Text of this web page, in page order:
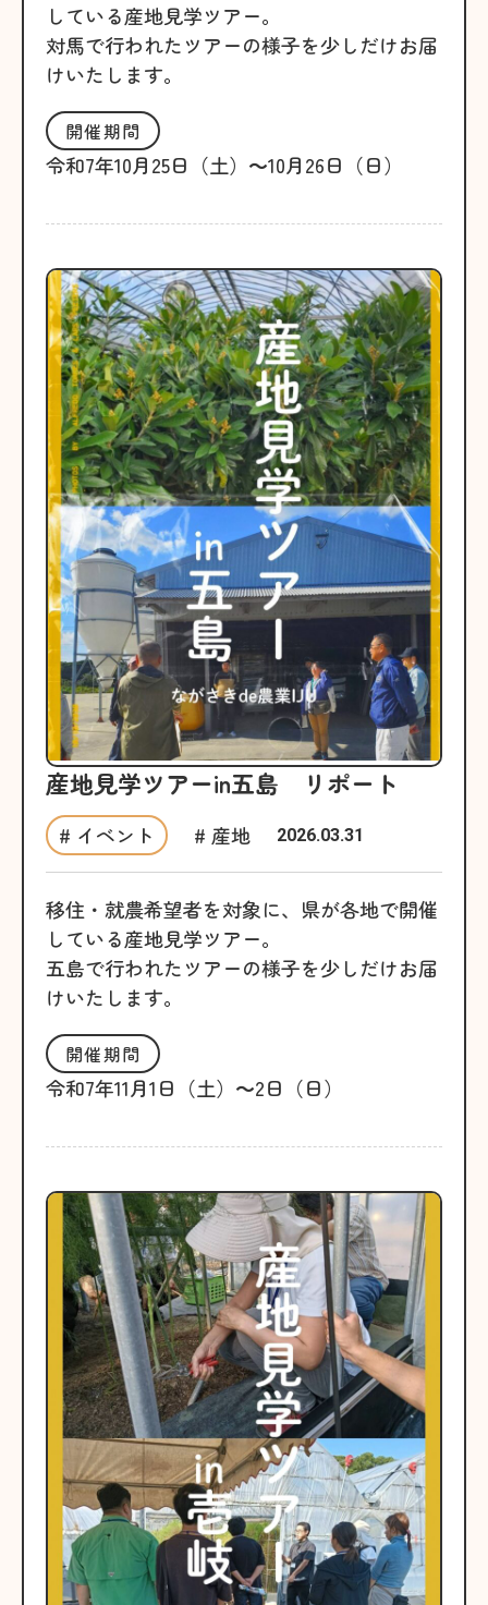
している産地見学ツアー。
対馬で行われたツアーの様子を少しだけお届
けいたします。
開催期間
令和7年10月25日（土）～10月26日（日）
産地見学ツアーin五島 リポート
# イベント # 産地 2026.03.31
移住・就農希望者を対象に、県が各地で開催
している産地見学ツアー。
五島で行われたツアーの様子を少しだけお届
けいたします。
開催期間
令和7年11月1日（土）～2日（日）